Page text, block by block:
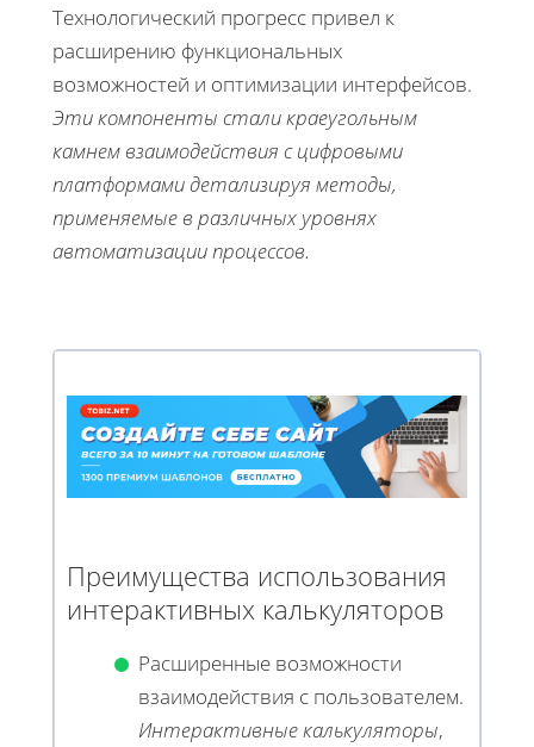
Технологический прогресс привел к
расширению функциональных
возможностей и оптимизации интерфейсов.
Эти компоненты стали краеугольным
камнем взаимодействия с цифровыми
платформами детализируя методы,
применяемые в различных уровнях
автоматизации процессов.
Преимущества использования
интерактивных калькуляторов
Расширенные возможности
взаимодействия с пользователем.
Интерактивные калькуляторы,